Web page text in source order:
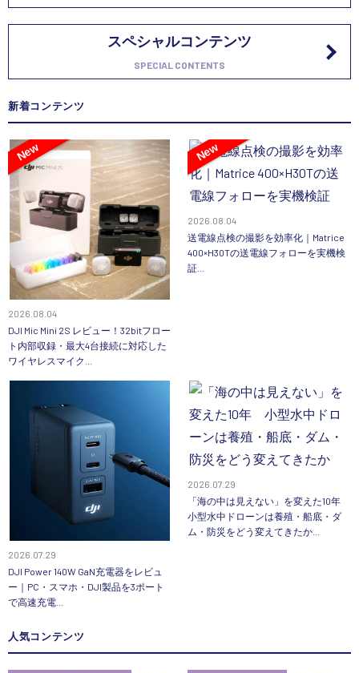
スペシャルコンテンツ
SPECIAL CONTENTS
新着コンテンツ
New
2026.08.04
DJI Mic Mini 2S レビュー！32bitフロー
ト内部収録・最大4台接続に対応した
ワイヤレスマイク...
New
2026.08.04
送電線点検の撮影を効率化｜Matrice
400×H30Tの送電線フォローを実機検
証...
2026.07.29
DJI Power 140W GaN充電器をレビュ
ー｜PC・スマホ・DJI製品を3ポート
で高速充電...
2026.07.29
「海の中は見えない」を変えた10年
小型水中ドローンは養殖・船底・ダ
ム・防災をどう変えてきたか...
人気コンテンツ